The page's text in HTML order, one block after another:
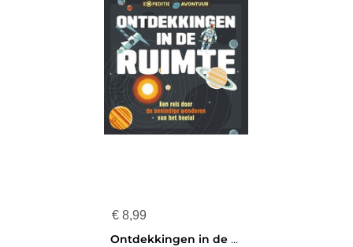
€ 8,99
Ontdekkingen in de ruimte